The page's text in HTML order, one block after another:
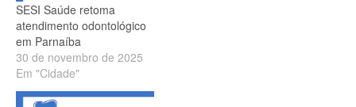
SESI Saúde retoma
atendimento odontológico
em Parnaíba
30 de novembro de 2025
Em "Cidade"